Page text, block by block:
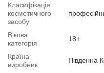
Класифікація
косметичного
засобу
Вікова
категорія
18+
Країна
виробник
Південна